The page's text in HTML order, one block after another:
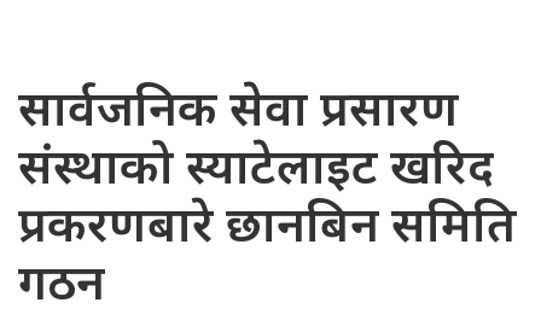
सार्वजनिक सेवा प्रसारण
संस्थाको स्याटेलाइट खरिद
प्रकरणबारे छानबिन समिति
गठन